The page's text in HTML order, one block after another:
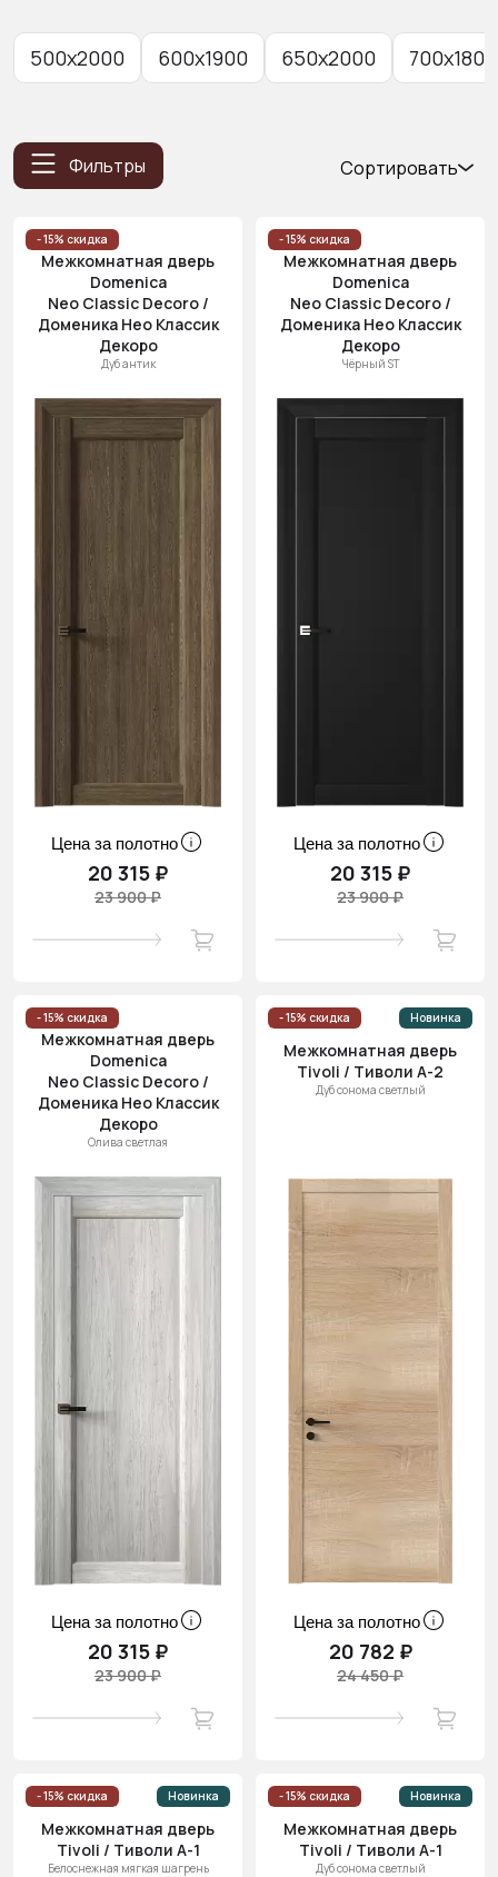
500x2000 600x1900 650x2000 700x1800
Фильтры
Сортировать
Цена
(возр.)
Цена (убыв.)
Cначала
новинки
скидки
- 15% скидка
Межкомнатная дверь
Domenica
Neo Classic Decoro /
Доменика Нео Классик
Декоро
Дуб антик
Цена за полотно
20 315 ₽
23 900 ₽
- 15% скидка
Межкомнатная дверь
Domenica
Neo Classic Decoro /
Доменика Нео Классик
Декоро
Чёрный ST
Цена за полотно
20 315 ₽
23 900 ₽
- 15% скидка
Межкомнатная дверь
Domenica
Neo Classic Decoro /
Доменика Нео Классик
Декоро
Олива светлая
Цена за полотно
20 315 ₽
23 900 ₽
- 15% скидка Новинка
Межкомнатная дверь
Tivoli / Тиволи А-2
Дуб сонома светлый
Цена за полотно
20 782 ₽
24 450 ₽
- 15% скидка Новинка
Межкомнатная дверь
Tivoli / Тиволи А-1
Белоснежная мягкая шагрень
- 15% скидка Новинка
Межкомнатная дверь
Tivoli / Тиволи А-1
Дуб сонома светлый